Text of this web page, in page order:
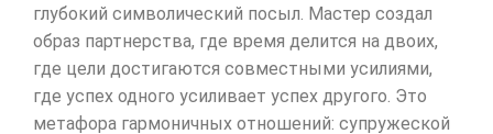
глубокий символический посыл. Мастер создал
образ партнерства, где время делится на двоих,
где цели достигаются совместными усилиями,
где успех одного усиливает успех другого. Это
метафора гармоничных отношений: супружеской